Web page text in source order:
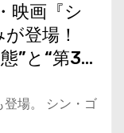
映画『シ
が登場！
”と“第3形
登場。 シン・ゴ